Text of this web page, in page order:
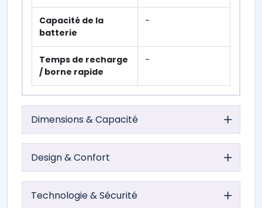
Capacité de la
batterie
-
Temps de recharge
/ borne rapide
-
Dimensions & Capacité
Design & Confort
Technologie & Sécurité